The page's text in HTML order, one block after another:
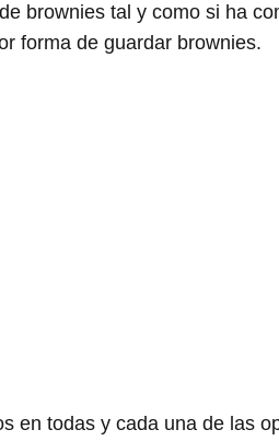
brownies tal y como si ha
forma de guardar brownies.
en todas y cada una de las